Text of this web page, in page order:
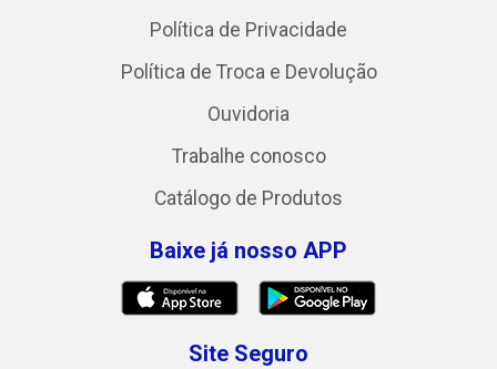
Política de Privacidade
Política de Troca e Devolução
Ouvidoria
Trabalhe conosco
Catálogo de Produtos
Baixe já nosso APP
Site Seguro